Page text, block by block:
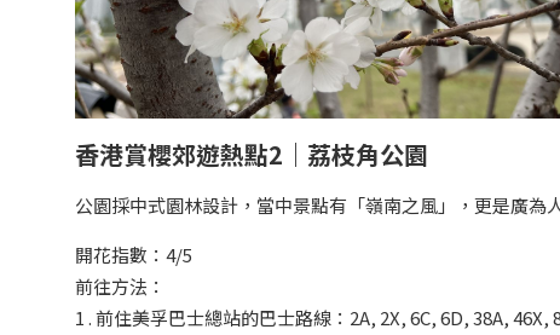
香港賞櫻郊遊熱點2｜荔枝角公園
公園採中式園林設計，當中景點有「嶺南之風」，更是廣為
開花指數：4/5
前往方法：
1 . 前住美孚巴士總站的巴士路線：2A, 2X, 6C, 6D, 38A,